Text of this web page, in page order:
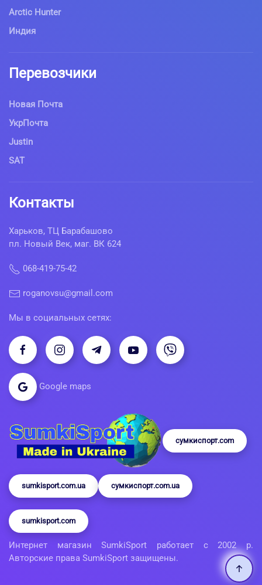
Arctic Hunter
Индия
Перевозчики
Новая Почта
УкрПочта
Justin
SAT
Контакты
Харьков, ТЦ Барабашово
пл. Новый Век, маг. ВК 624
068-419-75-42
roganovsu@gmail.com
Мы в социальных сетях:
Google maps
сумкиспорт.com
sumkisport.com.ua сумкиспорт.com.ua
sumkisport.com
Интернет магазин SumkiSport работает с 2002 р.
Авторские права SumkiSport защищены.